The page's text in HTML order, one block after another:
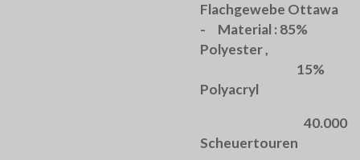
Flachgewebe Ottawa
- Material : 85%
Polyester ,
15%
Polyacryl
40.000
Scheuertouren